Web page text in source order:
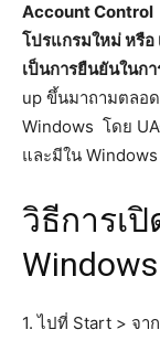
Account Control
โปรแกรมใหม่ หรือ
เป็นการยืนยันในก
up ขึ้นมาถามตลอ
Windows โดย
และมีใน
วิธีการเ
1. ไปที่ Start > จา